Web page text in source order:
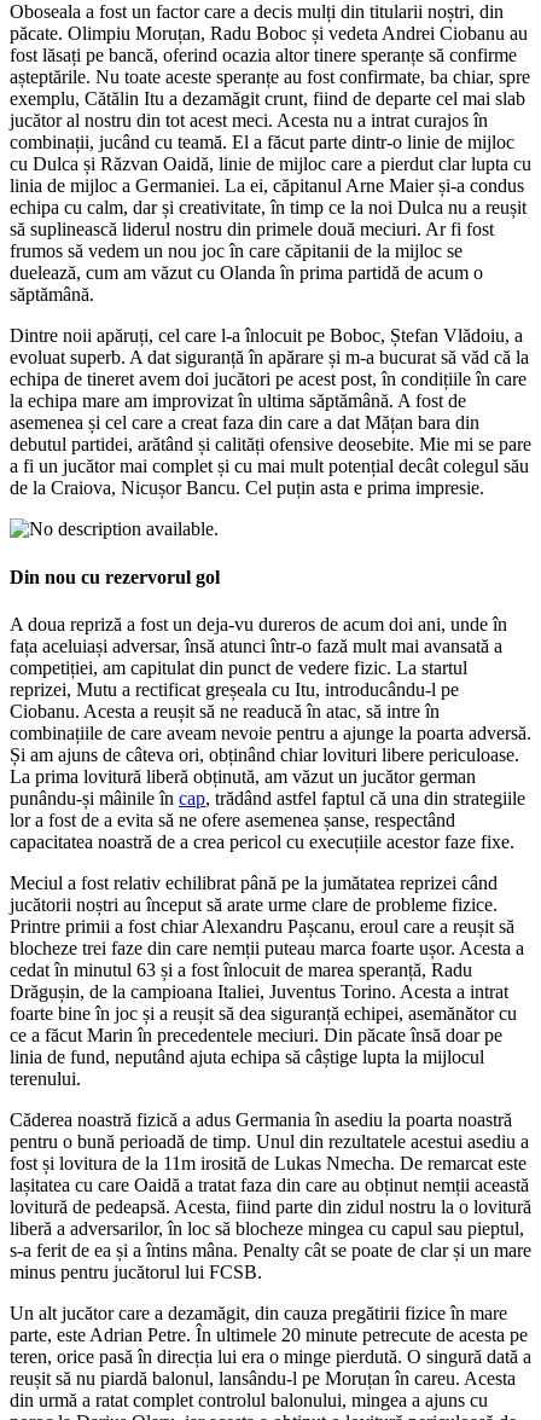
Oboseala a fost un factor care a decis mulți din titularii noștri, din
păcate. Olimpiu Moruțan, Radu Boboc și vedeta Andrei Ciobanu au
fost lăsați pe bancă, oferind ocazia altor tinere speranțe să confirme
așteptările. Nu toate aceste speranțe au fost confirmate, ba chiar, spre
exemplu, Cătălin Itu a dezamăgit crunt, fiind de departe cel mai slab
jucător al nostru din tot acest meci. Acesta nu a intrat curajos în
combinații, jucând cu teamă. El a făcut parte dintr-o linie de mijloc
cu Dulca și Răzvan Oaidă, linie de mijloc care a pierdut clar lupta cu
linia de mijloc a Germaniei. La ei, căpitanul Arne Maier și-a condus
echipa cu calm, dar și creativitate, în timp ce la noi Dulca nu a reușit
să suplinească liderul nostru din primele două meciuri. Ar fi fost
frumos să vedem un nou joc în care căpitanii de la mijloc se
duelează, cum am văzut cu Olanda în prima partidă de acum o
săptămână.
Dintre noii apăruți, cel care l-a înlocuit pe Boboc, Ștefan Vlădoiu, a
evoluat superb. A dat siguranță în apărare și m-a bucurat să văd că la
echipa de tineret avem doi jucători pe acest post, în condițiile în care
la echipa mare am improvizat în ultima săptămână. A fost de
asemenea și cel care a creat faza din care a dat Mățan bara din
debutul partidei, arătând și calități ofensive deosebite. Mie mi se pare
a fi un jucător mai complet și cu mai mult potențial decât colegul său
de la Craiova, Nicușor Bancu. Cel puțin asta e prima impresie.
Din nou cu rezervorul gol
A doua repriză a fost un deja-vu dureros de acum doi ani, unde în
fața aceluiași adversar, însă atunci într-o fază mult mai avansată a
competiției, am capitulat din punct de vedere fizic. La startul
reprizei, Mutu a rectificat greșeala cu Itu, introducându-l pe
Ciobanu. Acesta a reușit să ne readucă în atac, să intre în
combinațiile de care aveam nevoie pentru a ajunge la poarta adversă.
Și am ajuns de câteva ori, obținând chiar lovituri libere periculoase.
La prima lovitură liberă obținută, am văzut un jucător german
punându-și mâinile în cap, trădând astfel faptul că una din strategiile
lor a fost de a evita să ne ofere asemenea șanse, respectând
capacitatea noastră de a crea pericol cu execuțiile acestor faze fixe.
Meciul a fost relativ echilibrat până pe la jumătatea reprizei când
jucătorii noștri au început să arate urme clare de probleme fizice.
Printre primii a fost chiar Alexandru Pașcanu, eroul care a reușit să
blocheze trei faze din care nemții puteau marca foarte ușor. Acesta a
cedat în minutul 63 și a fost înlocuit de marea speranță, Radu
Drăgușin, de la campioana Italiei, Juventus Torino. Acesta a intrat
foarte bine în joc și a reușit să dea siguranță echipei, asemănător cu
ce a făcut Marin în precedentele meciuri. Din păcate însă doar pe
linia de fund, neputând ajuta echipa să câștige lupta la mijlocul
terenului.
Căderea noastră fizică a adus Germania în asediu la poarta noastră
pentru o bună perioadă de timp. Unul din rezultatele acestui asediu a
fost și lovitura de la 11m irosită de Lukas Nmecha. De remarcat este
lașitatea cu care Oaidă a tratat faza din care au obținut nemții această
lovitură de pedeapsă. Acesta, fiind parte din zidul nostru la o lovitură
liberă a adversarilor, în loc să blocheze mingea cu capul sau pieptul,
s-a ferit de ea și a întins mâna. Penalty cât se poate de clar și un mare
minus pentru jucătorul lui FCSB.
Un alt jucător care a dezamăgit, din cauza pregătirii fizice în mare
parte, este Adrian Petre. În ultimele 20 minute petrecute de acesta pe
teren, orice pasă în direcția lui era o minge pierdută. O singură dată a
reușit să nu piardă balonul, lansându-l pe Moruțan în careu. Acesta
din urmă a ratat complet controlul balonului, mingea a ajuns cu